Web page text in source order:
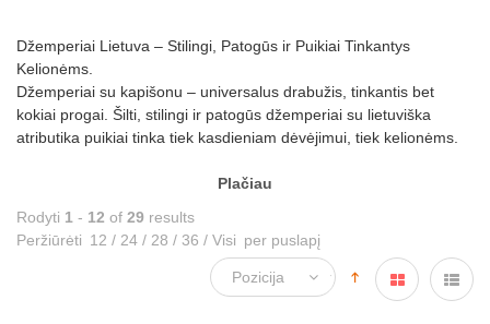
Džemperiai Lietuva – Stilingi, Patogūs ir Puikiai Tinkantys
Kelionėms.
Džemperiai su kapišonu – universalus drabužis, tinkantis bet
kokiai progai. Šilti, stilingi ir patogūs džemperiai su lietuviška
atributika puikiai tinka tiek kasdieniam dėvėjimui, tiek kelionėms.
Plačiau
Rodyti 1 - 12 of 29 results
Peržiūrėti 12 / 24 / 28 / 36 / Visi per puslapį